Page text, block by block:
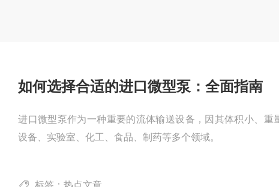
如何选择合适的进口微型泵：全面指南
进口微型泵作为一种重要的流体输送设备，因其体积小、重
设备、实验室、化工、食品、制药等多个领域。
标签：热点文章